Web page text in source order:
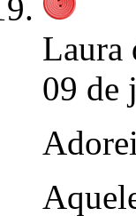
Laura
09 de